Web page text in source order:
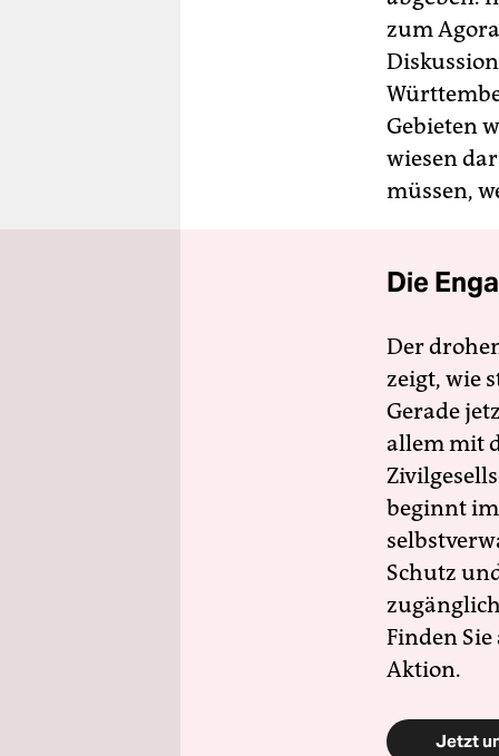
zum
Gebieten
wiesen
müssen,
Die
Der
zeigt, wie
Gerade
allem mit
beginnt
Schutz
Finden
Aktion.
Jetzt